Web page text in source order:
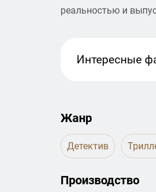
реальностью и
Интересные
Жанр
Детектив
Производство